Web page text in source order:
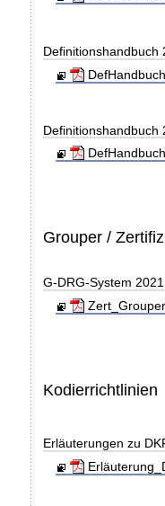
Definitionshandbuch
Definitionshandbuch
Grouper /
G-DRG-System
Kodierrichtlinien
Erläuterungen zu